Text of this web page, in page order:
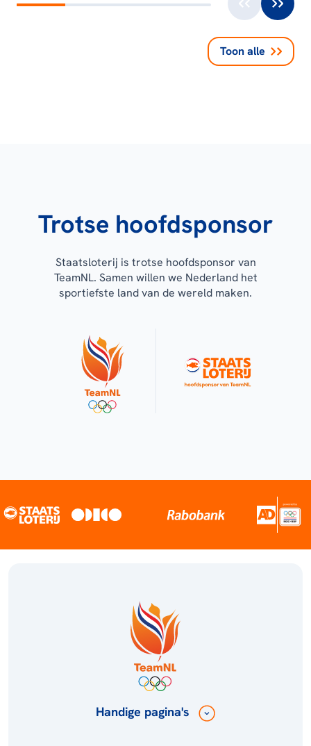
Toon alle
Trotse hoofdsponsor
Staatsloterij is trotse hoofdsponsor van
TeamNL. Samen willen we Nederland het
sportiefste land van de wereld maken.
Handige pagina's